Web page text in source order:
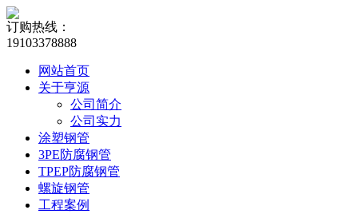
订购热线：
19103378888
网站首页
关于亨源
公司简介
公司实力
涂塑钢管
3PE防腐钢管
TPEP防腐钢管
螺旋钢管
工程案例